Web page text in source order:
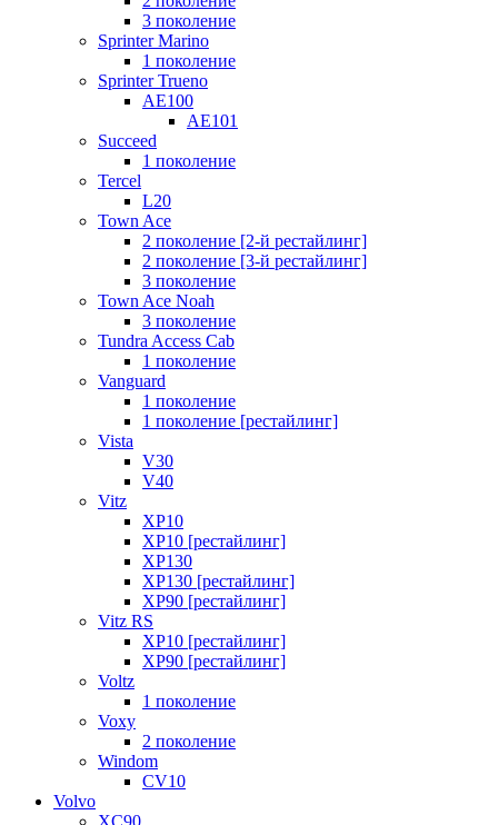
3 поколение
Sprinter Marino
1 поколение
Sprinter Trueno
AE100
AE101
Succeed
1 поколение
Tercel
L20
Town Ace
2 поколение [2-й рестайлинг]
2 поколение [3-й рестайлинг]
3 поколение
Town Ace Noah
3 поколение
Tundra Access Cab
1 поколение
Vanguard
1 поколение
1 поколение [рестайлинг]
Vista
V30
V40
Vitz
XP10
XP10 [рестайлинг]
XP130
XP130 [рестайлинг]
XP90 [рестайлинг]
Vitz RS
XP10 [рестайлинг]
XP90 [рестайлинг]
Voltz
1 поколение
Voxy
2 поколение
Windom
СV10
Volvo
XC90